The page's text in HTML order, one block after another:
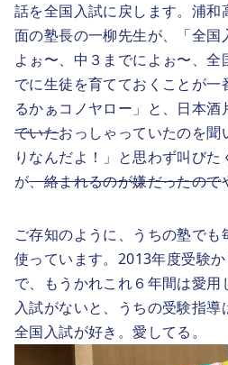
話を全国入試に戻します。浦和
面の塾長の一柳先生が、「全国
よぉ〜、中３までによぉ〜、全
でに生徒を育てておくことが
るかぁコノヤロー」と、日本
でいたおっしゃっていたのを聞
りなんだよ！」と思わず叫び
が、絡まれるのが嫌だったので
ご存知のように、うちの塾で
使っています。2013年度受験
で、もうかれこれ６年間は愛
入試がないと、うちの受験指
全国入試が好き。愛してる。